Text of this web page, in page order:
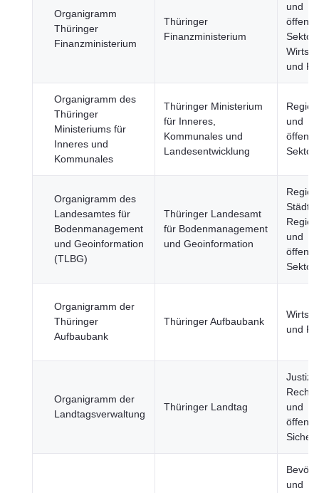
Organigramm
Thüringer
Finanzministerium
Thüringer
Finanzministerium
und
Sektor,
und
Organigramm des
Thüringer
Ministeriums für
Inneres und
Kommunales
Thüringer Ministerium
für Inneres,
Kommunales und
Landesentwicklung
und
Sektor
Organigramm des
Landesamtes für
Bodenmanagement
und Geoinformation
(TLBG)
Thüringer Landesamt
für Bodenmanagement
und Geoinformation
Städte,
und
Sektor
Organigramm der
Thüringer
Aufbaubank
Thüringer Aufbaubank
und
Organigramm der
Landtagsverwaltung
Thüringer Landtag
Justiz,
und
und